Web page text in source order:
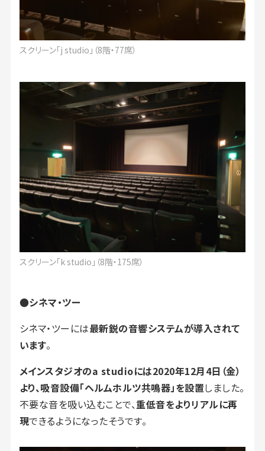
スクリーン「j studio」（8階・77席）
スクリーン「k studio」（8階・175席）
●シネマ・ツー
シネマ・ツーには最新鋭の音響システムが導入されて
います。
メインスタジオのa studioには2020年12月4日（金）
より、吸音設備「ヘルムホルツ共鳴器」を設置しました。
不要な音を吸い込むことで、重低音をよりリアルに再
現できるようになったそうです。